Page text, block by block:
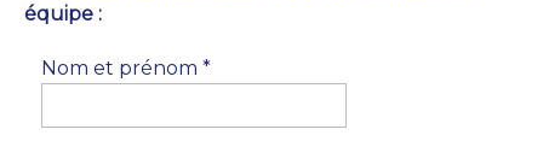
équipe :
Nom et prénom *